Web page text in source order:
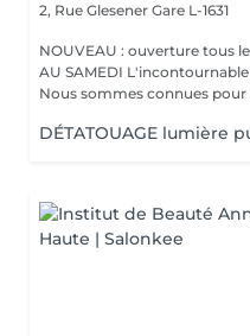
2, Rue Glesener Gare L-1631
NOUVEAU : ouverture tous
AU SAMEDI L'incontournable institut de beauté à Luxembourg.
Nous sommes connues pour
DÉTATOUAGE lumière